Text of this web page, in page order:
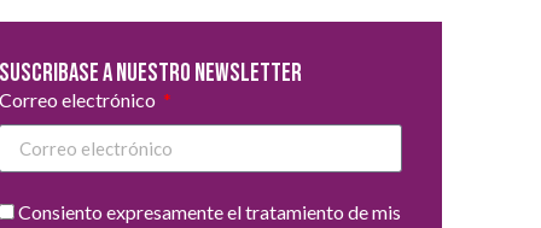
Suscribase a nuestro newsletter
Correo electrónico
Consiento expresamente el tratamiento de mis